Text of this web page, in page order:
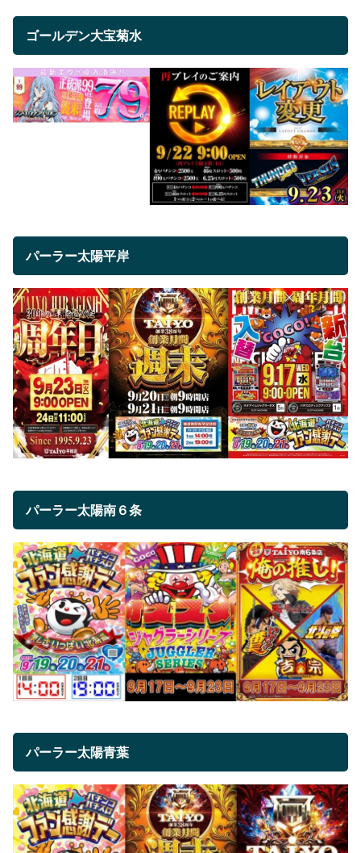
ゴールデン大宝菊水
パーラー太陽平岸
パーラー太陽南６条
パーラー太陽青葉